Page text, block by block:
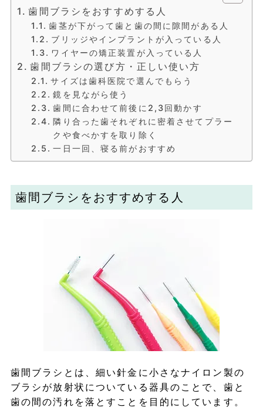
歯間ブラシをおすすめする人
歯茎が下がって歯と歯の間に隙間がある人
ブリッジやインプラントが入っている人
ワイヤーの矯正装置が入っている人
歯間ブラシの選び方・正しい使い方
サイズは歯科医院で選んでもらう
鏡を見ながら使う
歯間に合わせて前後に2,3回動かす
隣り合った歯それぞれに密着させてプラー
クや食べかすを取り除く
一日一回、寝る前がおすすめ
歯間ブラシをおすすめする人
歯間ブラシとは、細い針金に小さなナイロン製の
ブラシが放射状についている器具のことで、歯と
歯の間の汚れを落とすことを目的にしています。